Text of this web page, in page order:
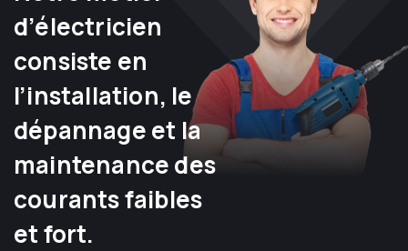
d’électricien
consiste en
l’installation, le
dépannage et la
maintenance des
courants faibles
et fort.